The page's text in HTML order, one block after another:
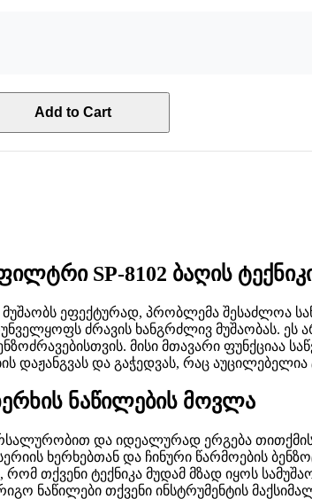
Add to Cart
SP-8102 ბაღის
ეფექტურად, პრობლემა შესაძლოა
ძრავის ხანგრძლივ მუშაობას.
მისი მთავარი ფუნქციაა
დაჟანგვას და გაჭედვას, რაც აუცილებელია
ნაწილების მოვლა
და იდეალურად ერგება
ხერხებთან და ჩინური წარმოების
რომ თქვენი ტექნიკა მუდამ მზად იყოს
ნაწილები თქვენი ინსტრუმენტის